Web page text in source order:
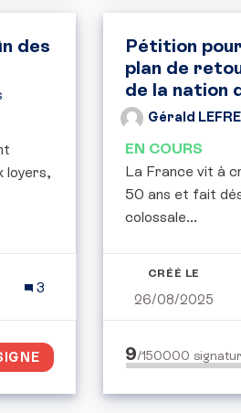
des
loyers,
MONTRER L’EXEMPLE : FIN DES
3
Pétition
plan de
de la nation
Gérald
EN COURS
La France vit à
50 ans et fait
colossale...
CRÉÉ LE
26/08/2025
9/150000